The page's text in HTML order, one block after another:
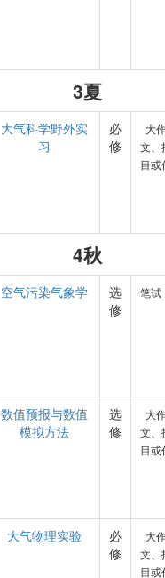
3夏
大气科学野外实
习
必
修
大
文、
目或
4秋
空气污染气象学
选
修
笔试
数值预报与数值
模拟方法
选
修
大
文、
目或
大气物理实验
必
修
大
文、
目或